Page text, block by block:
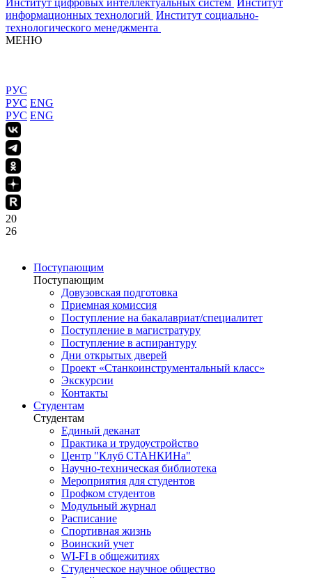
Институт цифровых интеллектуальных систем Институт
информационных технологий Институт социально-
технологического менеджмента
МЕНЮ
РУС
РУС ENG
РУС ENG
20
26
Поступающим
Поступающим
Довузовская подготовка
Приемная комиссия
Поступление на бакалавриат/специалитет
Поступление в магистратуру
Поступление в аспирантуру
Дни открытых дверей
Проект «Станкоинструментальный класс»
Экскурсии
Контакты
Студентам
Студентам
Единый деканат
Практика и трудоустройство
Центр "Клуб СТАНКИНа"
Научно-техническая библиотека
Мероприятия для студентов
Профком студентов
Модульный журнал
Расписание
Спортивная жизнь
Воинский учет
WI-FI в общежитиях
Студенческое научное общество